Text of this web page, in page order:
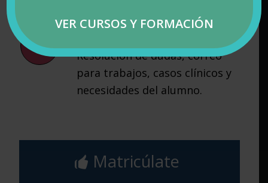
Resolución de dudas, correo
para trabajos, casos clínicos y
necesidades del alumno.
Matricúlate
VER CURSOS Y FORMACIÓN